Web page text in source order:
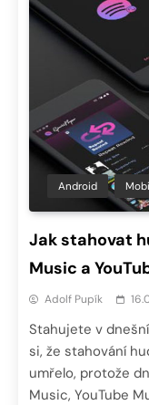
Android
Jak stahovat
Music a
Adolf Pupík
Stahujete v
si, že stahování
umřelo, protože
Music, YouTube